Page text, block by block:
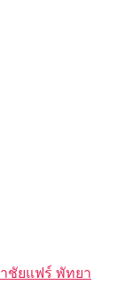
ชัยแฟร์ พัทยา